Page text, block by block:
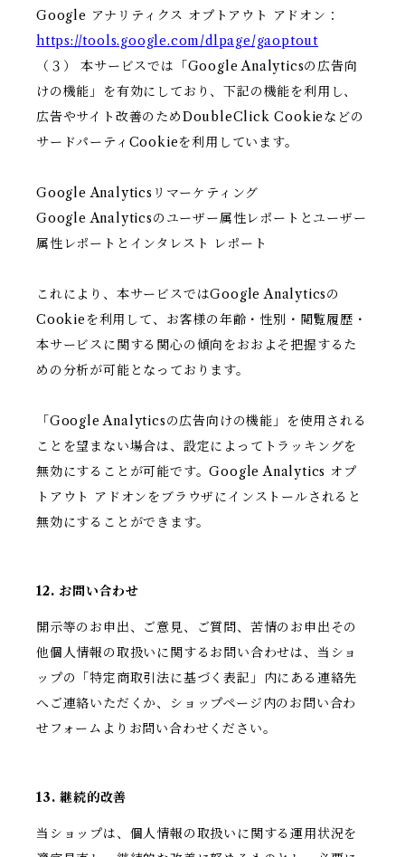
Google アナリティクス オプトアウト アドオン：
https://tools.google.com/dlpage/gaoptout
（３） 本サービスでは「Google Analyticsの広告向
けの機能」を有効にしており、下記の機能を利用し、
広告やサイト改善のためDoubleClick Cookieなどの
サードパーティCookieを利用しています。
Google Analyticsリマーケティング
Google Analyticsのユーザー属性レポートとユーザー
属性レポートとインタレスト レポート
これにより、本サービスではGoogle Analyticsの
Cookieを利用して、お客様の年齢・性別・閲覧履歴・
本サービスに関する関心の傾向をおおよそ把握するた
めの分析が可能となっております。
「Google Analyticsの広告向けの機能」を使用される
ことを望まない場合は、設定によってトラッキングを
無効にすることが可能です。Google Analytics オプ
トアウト アドオンをブラウザにインストールされると
無効にすることができます。
12. お問い合わせ
開示等のお申出、ご意見、ご質問、苦情のお申出その
他個人情報の取扱いに関するお問い合わせは、当ショ
ップの「特定商取引法に基づく表記」内にある連絡先
へご連絡いただくか、ショップページ内のお問い合わ
せフォームよりお問い合わせください。
13. 継続的改善
当ショップは、個人情報の取扱いに関する運用状況を